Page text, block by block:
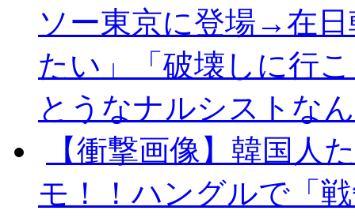
ソー東京に登場→在
たい」「破壊しに行
とうなナルシストな
【衝撃画像】韓国人
モ！！ハングルで「